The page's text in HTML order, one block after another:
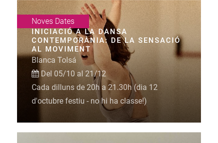
Noves Dates
INICIACIÓ A LA DANSA
CONTEMPORÀNIA: DE LA SENSACIÓ
AL MOVIMENT
Blanca Tolsá
Del 05/10 al 21/12
Cada dilluns de 20h a 21.30h (dia 12
d'octubre festiu - no hi ha classe!)